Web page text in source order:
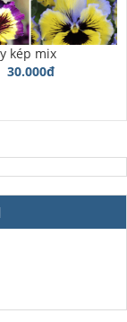
kép mix
30.000đ